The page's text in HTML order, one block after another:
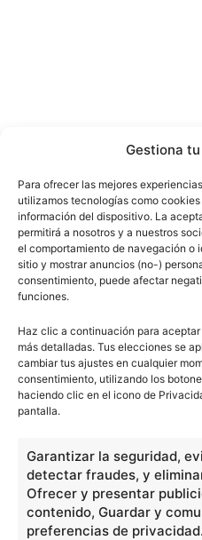
Gestiona
Para ofrecer las mejores
utilizamos tecnologías como
información del dispositivo. La
permitirá a nosotros y a nuestros
el comportamiento de navegación o
sitio y mostrar anuncios (no-)
consentimiento, puede afectar
funciones.
Haz clic a continuación para
más detalladas. Tus elecciones se
cambiar tus ajustes en cualquier
consentimiento, utilizando los
haciendo clic en el icono de
pantalla.
Garantizar la seguridad,
detectar fraudes, y
Ofrecer y presentar
contenido, Guardar y
preferencias de privacidad.